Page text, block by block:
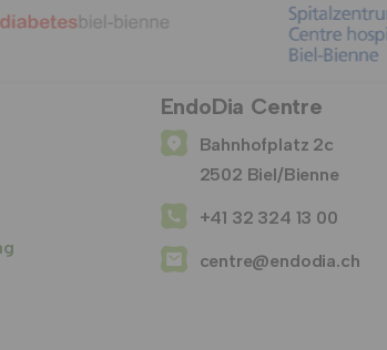
EndoDia Centre
Bahnhofplatz 2c
2502 Biel/Bienne
+41 32 324 13 00
centre@endodia.ch